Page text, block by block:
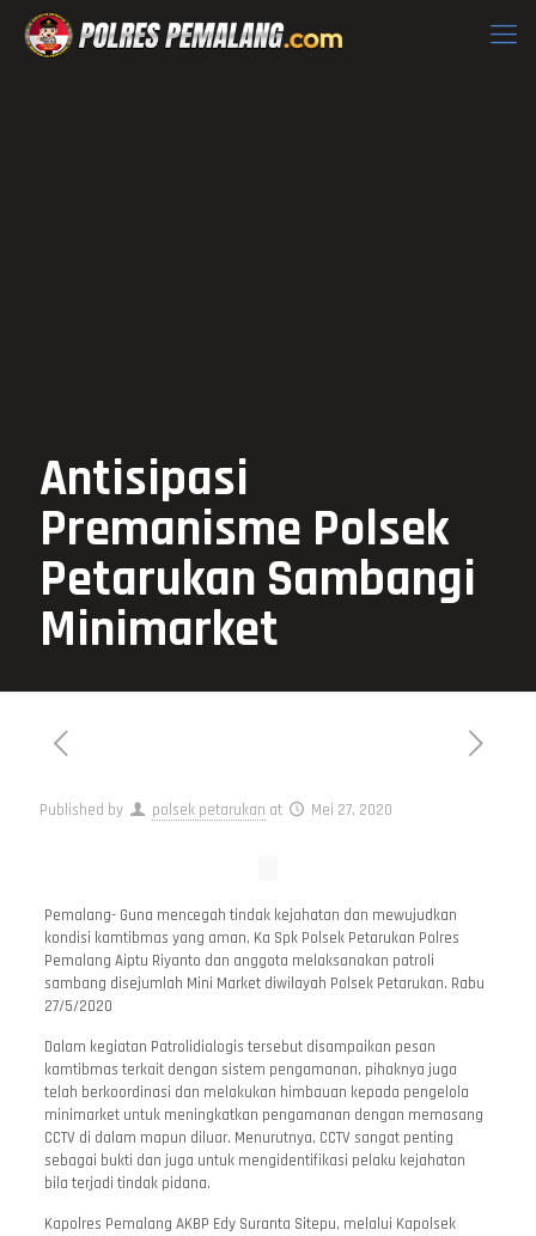
Antisipasi
Premanisme Polsek
Petarukan Sambangi
Minimarket
Published by polsek petarukan at Mei 27, 2020
Pemalang- Guna mencegah tindak kejahatan dan mewujudkan
kondisi kamtibmas yang aman, Ka Spk Polsek Petarukan Polres
Pemalang Aiptu Riyanto dan anggota melaksanakan patroli
sambang disejumlah Mini Market diwilayah Polsek Petarukan. Rabu
27/5/2020
Dalam kegiatan Patrolidialogis tersebut disampaikan pesan
kamtibmas terkait dengan sistem pengamanan, pihaknya juga
telah berkoordinasi dan melakukan himbauan kepada pengelola
minimarket untuk meningkatkan pengamanan dengan memasang
CCTV di dalam mapun diluar. Menurutnya, CCTV sangat penting
sebagai bukti dan juga untuk mengidentifikasi pelaku kejahatan
bila terjadi tindak pidana.
Kapolres Pemalang AKBP Edy Suranta Sitepu, melalui Kapolsek